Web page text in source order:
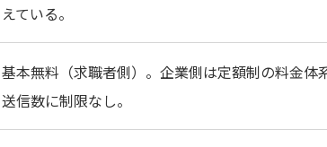
えている。
基本無料（求職者側）。企業側は定額制の料金体
送信数に制限なし。